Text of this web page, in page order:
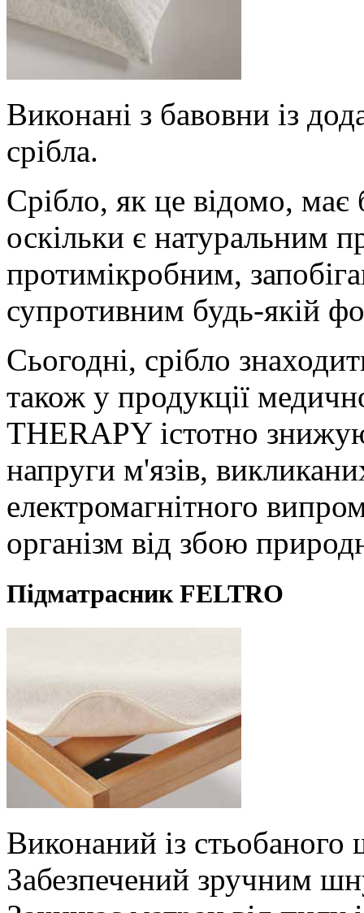
Виконані з бавовни із
срібла.
Срібло, як це відомо, має
оскільки є натуральним
протимікробним,
супротивним будь-якій
Сьогодні, срібло
також у продукції
THERAPY істотно
напруги м'язів,
електромагнітного
організм від збою
Підматрасник FELTRO
Виконаний із стьобаного
Забезпечений зручним